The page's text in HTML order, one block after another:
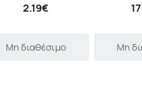
2.19€
Μη διαθέσιμο Μη